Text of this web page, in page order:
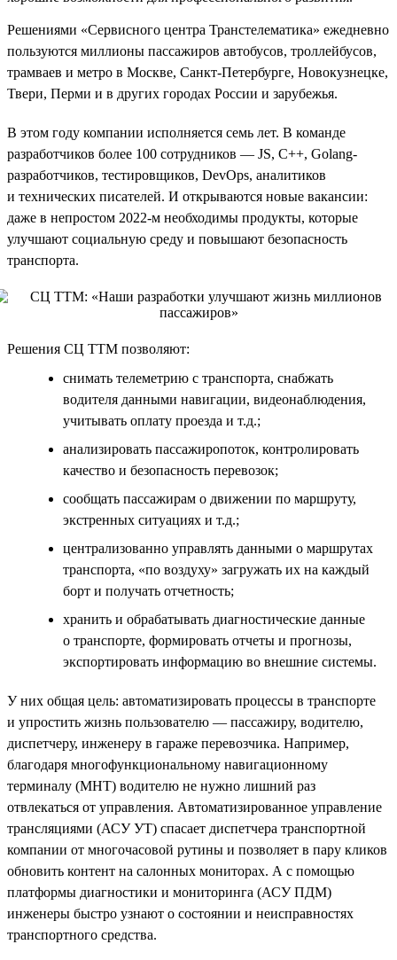
Решениями «Сервисного центра Транстелематика» ежедневно
пользуются миллионы пассажиров автобусов, троллейбусов,
трамваев и метро в Москве, Санкт-Петербурге, Новокузнецке,
Твери, Перми и в других городах России и зарубежья.
В этом году компании исполняется семь лет. В команде
разработчиков более 100 сотрудников — JS, C++, Golang-
разработчиков, тестировщиков, DevOps, аналитиков
и технических писателей. И открываются новые вакансии:
даже в непростом 2022-м необходимы продукты, которые
улучшают социальную среду и повышают безопасность
транспорта.
Решения СЦ ТТМ позволяют:
снимать телеметрию с транспорта, снабжать
водителя данными навигации, видеонаблюдения,
учитывать оплату проезда и т.д.;
анализировать пассажиропоток, контролировать
качество и безопасность перевозок;
сообщать пассажирам о движении по маршруту,
экстренных ситуациях и т.д.;
централизованно управлять данными о маршрутах
транспорта, «по воздуху» загружать их на каждый
борт и получать отчетность;
хранить и обрабатывать диагностические данные
о транспорте, формировать отчеты и прогнозы,
экспортировать информацию во внешние системы.
У них общая цель: автоматизировать процессы в транспорте
и упростить жизнь пользователю — пассажиру, водителю,
диспетчеру, инженеру в гараже перевозчика. Например,
благодаря многофункциональному навигационному
терминалу (МНТ) водителю не нужно лишний раз
отвлекаться от управления. Автоматизированное управление
трансляциями (АСУ УТ) спасает диспетчера транспортной
компании от многочасовой рутины и позволяет в пару кликов
обновить контент на салонных мониторах. А с помощью
платформы диагностики и мониторинга (АСУ ПДМ)
инженеры быстро узнают о состоянии и неисправностях
транспортного средства.